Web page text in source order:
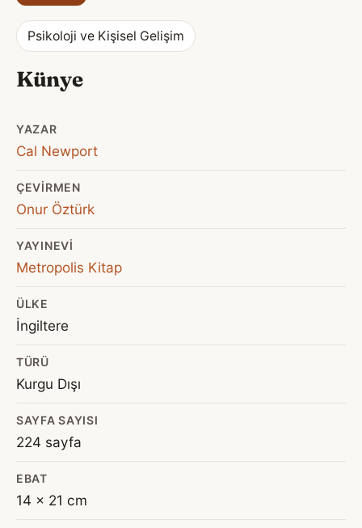
Psikoloji ve Kişisel Gelişim
Künye
YAZAR
Cal Newport
ÇEVIRMEN
Onur Öztürk
YAYINEVI
Metropolis Kitap
ÜLKE
İngiltere
TÜRÜ
Kurgu Dışı
SAYFA SAYISI
224 sayfa
EBAT
14 x 21 cm